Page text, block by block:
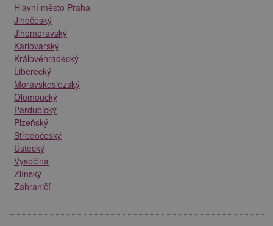
Hlavní město Praha
Jihočeský
Jihomoravský
Karlovarský
Královéhradecký
Liberecký
Moravskoslezský
Olomoucký
Pardubický
Plzeňský
Středočeský
Ústecký
Vysočina
Zlínský
Zahraničí